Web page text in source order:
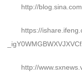
http://
https://
http://